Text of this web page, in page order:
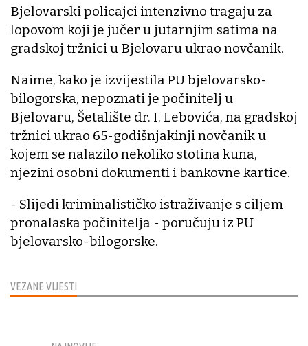
VEZANE VIJESTI
Bjelovarski policajci intenzivno tragaju za
lopovom koji je jučer u jutarnjim satima na
gradskoj tržnici u Bjelovaru ukrao novčanik.
Naime, kako je izvijestila PU bjelovarsko-
bilogorska, nepoznati je počinitelj u
Bjelovaru, Šetalište dr. I. Lebovića, na gradskoj
tržnici ukrao 65-godišnjakinji novčanik u
kojem se nalazilo nekoliko stotina kuna,
njezini osobni dokumenti i bankovne kartice.
- Slijedi kriminalističko istraživanje s ciljem
pronalaska počinitelja - poručuju iz PU
bjelovarsko-bilogorske.